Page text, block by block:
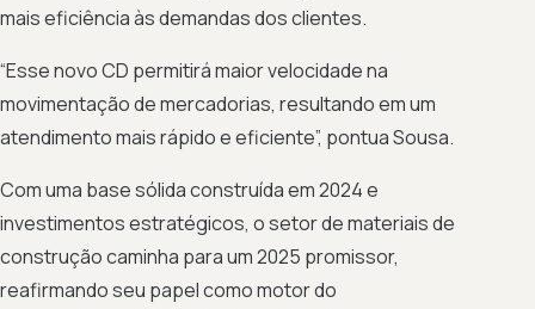
mais eficiência às demandas dos clientes.
“Esse novo CD permitirá maior velocidade na
movimentação de mercadorias, resultando em um
atendimento mais rápido e eficiente”, pontua Sousa.
Com uma base sólida construída em 2024 e
investimentos estratégicos, o setor de materiais de
construção caminha para um 2025 promissor,
reafirmando seu papel como motor do